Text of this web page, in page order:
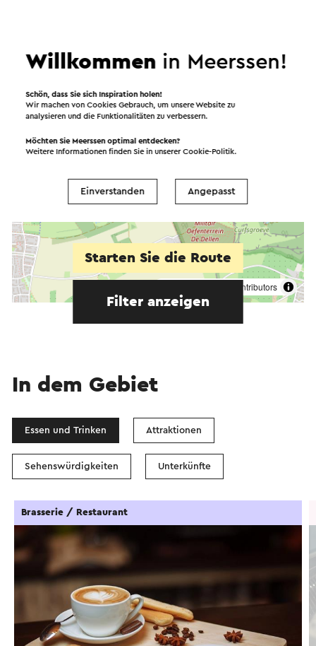
contributors
Starten Sie die Route
Filter anzeigen
In dem Gebiet
Essen und Trinken Attraktionen
Sehenswürdigkeiten Unterkünfte
Brasserie / Restaurant
Willkommen in Meerssen!
Schön, dass Sie sich Inspiration holen!
Wir machen von Cookies Gebrauch, um unsere Website zu
analysieren und die Funktionalitäten zu verbessern.
Möchten Sie Meerssen optimal entdecken?
Weitere Informationen finden Sie in unsererCookie-Politik.
Einverstanden Angepasst